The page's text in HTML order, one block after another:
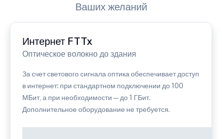
Ваших желаний
Интернет FTTx
Оптическое волокно до здания
За счет светового сигнала оптика обеспечивает доступ
в интернет: при стандартном подключении до 100
МБит, а при необходимости — до 1 ГБит.
Дополнительное оборудование не требуется.